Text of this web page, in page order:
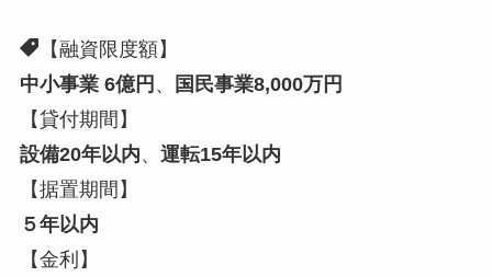
【融資限度額】
中小事業 6億円 、
国民事業8,000万円
【貸付期間】
設備20年以内、 運転15年以内
【据置期間】
５年以内
【金利】